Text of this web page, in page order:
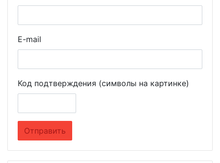
E-mail
Код подтверждения (символы на картинке)